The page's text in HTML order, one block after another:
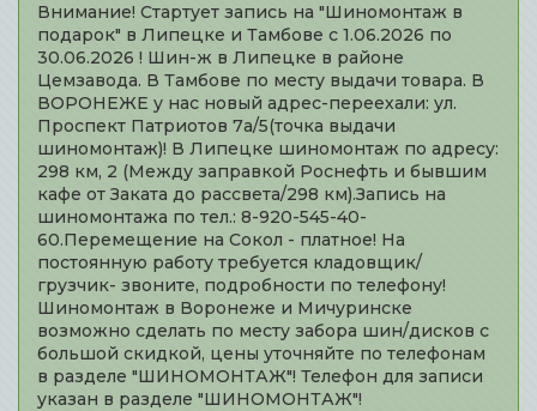
Внимание! Стартует запись на "Шиномонтаж в
подарок" в Липецке и Тамбове с 1.06.2026 по
30.06.2026 ! Шин-ж в Липецке в районе
Цемзавода. В Тамбове по месту выдачи товара. В
ВОРОНЕЖЕ у нас новый адрес-переехали: ул.
Проспект Патриотов 7а/5(точка выдачи
шиномонтаж)! В Липецке шиномонтаж по адресу:
298 км, 2 (Между заправкой Роснефть и бывшим
кафе от Заката до рассвета/298 км).Запись на
шиномонтажа по тел.: 8-920-545-40-
60.Перемещение на Сокол - платное! На
постоянную работу требуется кладовщик/
грузчик- звоните, подробности по телефону!
Шиномонтаж в Воронеже и Мичуринске
возможно сделать по месту забора шин/дисков с
большой скидкой, цены уточняйте по телефонам
в разделе "ШИНОМОНТАЖ"! Телефон для записи
указан в разделе "ШИНОМОНТАЖ"!